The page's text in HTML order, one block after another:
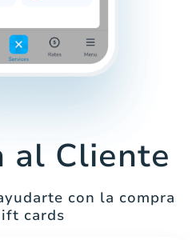
al Cliente
con la compra
cards